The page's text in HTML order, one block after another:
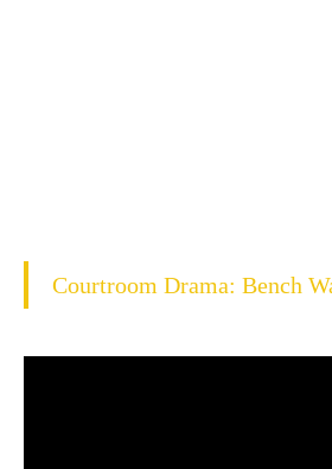
Courtroom Drama: Bench